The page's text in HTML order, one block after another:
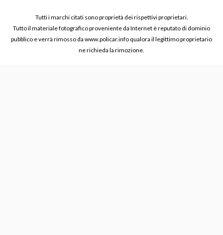
Tutti i marchi citati sono proprietà dei rispettivi proprietari.
Tutto il materiale fotografico proveniente da Internet è reputato di dominio
pubblico e verrà rimosso da www.policar.info qualora il legittimo proprietario
ne richieda la rimozione.